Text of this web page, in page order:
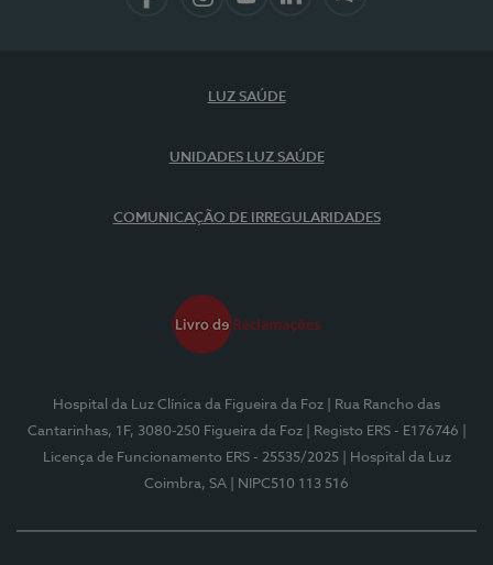
LUZ SAÚDE
UNIDADES LUZ SAÚDE
COMUNICAÇÃO DE IRREGULARIDADES
Hospital da Luz Clínica da Figueira da Foz
| Rua Rancho das
Cantarinhas, 1F, 3080-250 Figueira da Foz
| Registo ERS - E176746
Licença de Funcionamento ERS - 25535/2025
| Hospital da Luz
Coimbra, SA
| NIPC510 113 516